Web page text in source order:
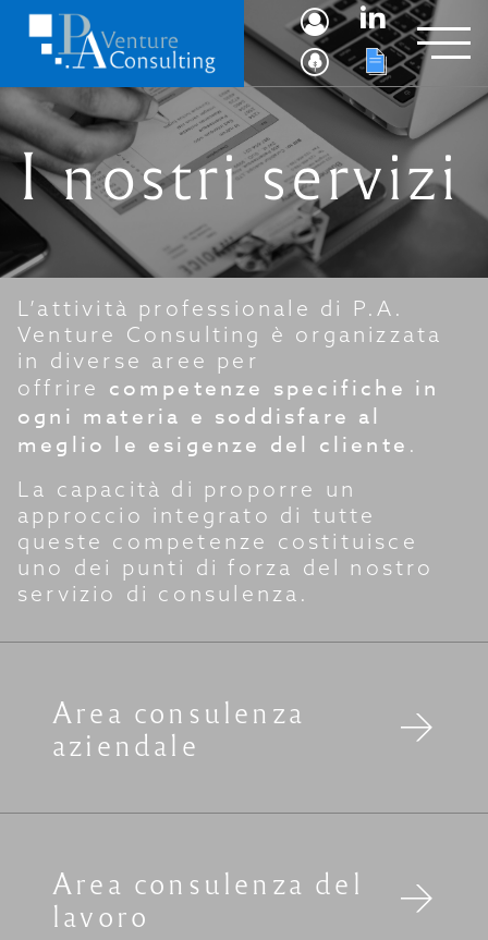
I nostri servizi
L’attività professionale di P.A.
Venture Consulting è organizzata
in diverse aree per
offrire competenze specifiche in
ogni materia e soddisfare al
meglio le esigenze del cliente .
La capacità di proporre un
approccio integrato di tutte
queste competenze costituisce
uno dei punti di forza del nostro
servizio di consulenza.
Area consulenza
aziendale
Area consulenza del
lavoro